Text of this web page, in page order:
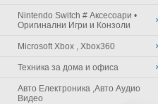
Nintendo Switch # Аксесоари •
Оригинални Игри и Конзоли
Microsoft Xbox , Xbox360
Техника за дома и офиса
Авто Електроника ,Авто Аудио
Видео